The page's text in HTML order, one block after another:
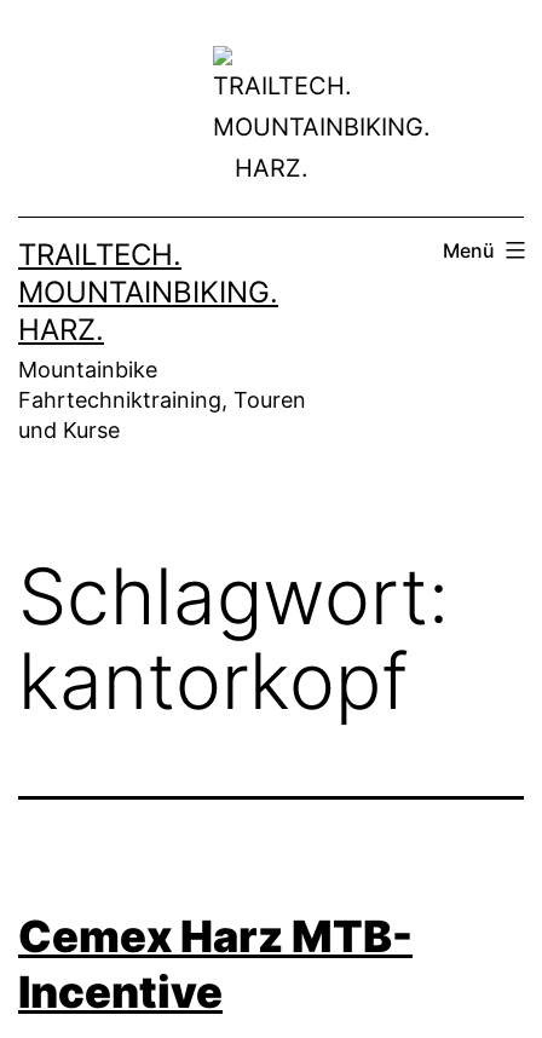
TRAILTECH.
MOUNTAINBIKING.
HARZ.
Mountainbike
Fahrtechniktraining, Touren
und Kurse
Menü
Schlagwort:
kantorkopf
Cemex Harz MTB-
Incentive